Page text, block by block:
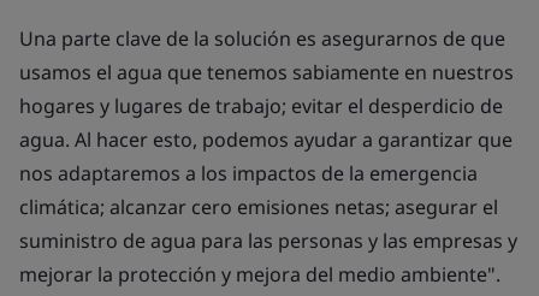
Una parte clave de la solución es asegurarnos de que
usamos el agua que tenemos sabiamente en nuestros
hogares y lugares de trabajo; evitar el desperdicio de
agua. Al hacer esto, podemos ayudar a garantizar que
nos adaptaremos a los impactos de la emergencia
climática; alcanzar cero emisiones netas; asegurar el
suministro de agua para las personas y las empresas y
mejorar la protección y mejora del medio ambiente".